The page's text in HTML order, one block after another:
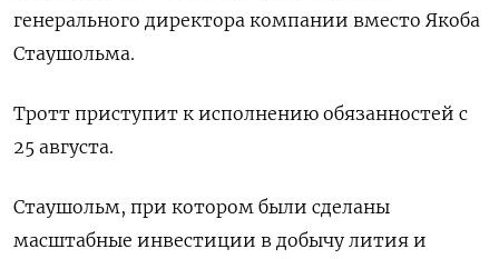
генерального директора компании вместо Якоба
Стаушольма.
Тротт приступит к исполнению обязанностей с
25 августа.
Стаушольм, при котором были сделаны
масштабные инвестиции в добычу лития и